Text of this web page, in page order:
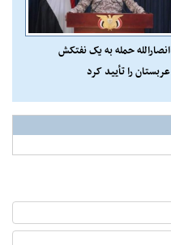
انصارالله حمله به یک نفتکش
عربستان را تأیید کرد